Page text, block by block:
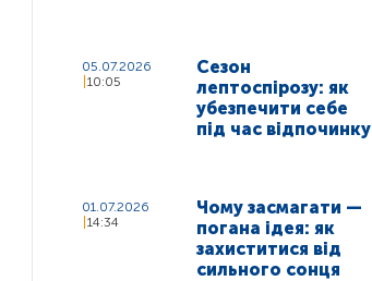
05.07.2026
10:05
Сезон
лептоспірозу: як
убезпечити себе
під час відпочинку
01.07.2026
14:34
Чому засмагати —
погана ідея: як
захиститися від
сильного сонця